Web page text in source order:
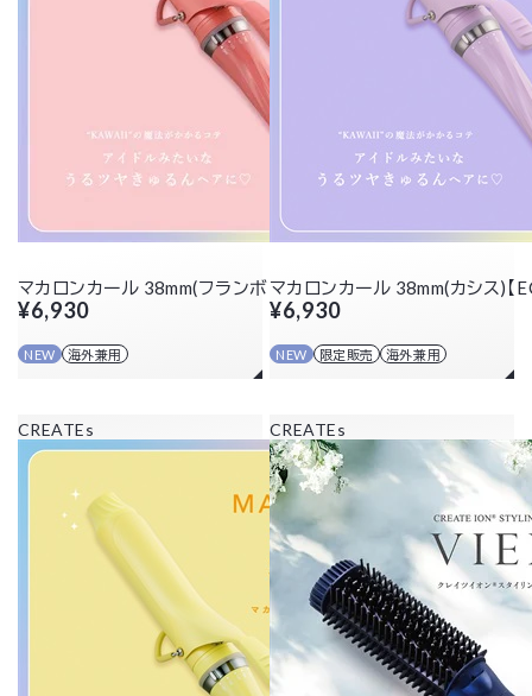
マカロンカール 38mm(フランボワーズ)
¥6,930
NEW 海外兼用
マカロンカール 38mm(カシス)【
¥6,930
NEW 限定販売 海外兼用
CREATEs CREATEs